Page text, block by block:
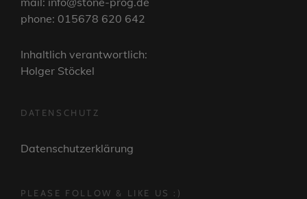
phone: 015678 620 642
Inhaltlich verantwortlich:
Holger Stöckel
DATENSCHUTZ
Datenschutzerklärung
PLEASE FOLLOW & LIKE US :)